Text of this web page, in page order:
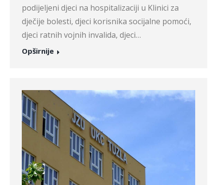
podijeljeni djeci na hospitalizaciji u Klinici za
dječije bolesti, djeci korisnika socijalne pomoći,
djeci ratnih vojnih invalida, djeci…
Opširnije